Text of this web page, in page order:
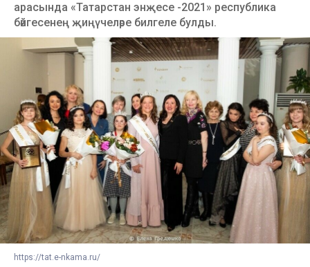
арасында «Татарстан энҗесе -2021» республика
бәйгесенең җиңүчеләре билгеле булды.
https://tat.e-nkama.ru/